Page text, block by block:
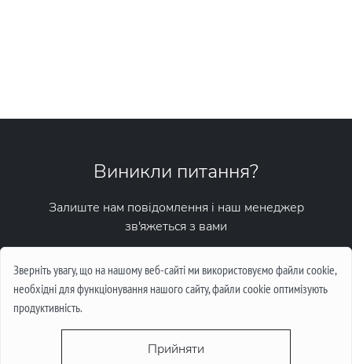
Зверніть увагу, що на нашому веб-сайті ми використовуємо файли cookie,
необхідні для функціонування нашого сайту, файли cookie оптимізують
продуктивність.
Прийняти
Виникли питання?
Залиште нам повідомлення і наш менеджер
зв'яжеться з вами
Написати повідомлення